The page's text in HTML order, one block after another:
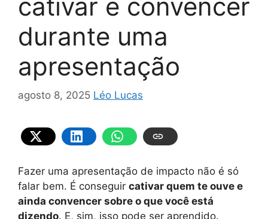
durante uma
apresentação
agosto 8, 2025 Léo Lucas
Fazer uma apresentação de impacto não é só
falar bem. É conseguir cativar quem te ouve e
ainda convencer sobre o que você está
dizendo. E, sim, isso pode ser aprendido.